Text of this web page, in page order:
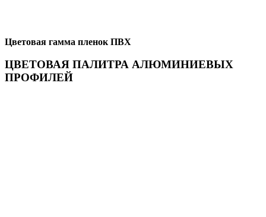
Цветовая гамма пленок ПВХ
ЦВЕТОВАЯ ПАЛИТРА АЛЮМИНИЕВЫХ
ПРОФИЛЕЙ